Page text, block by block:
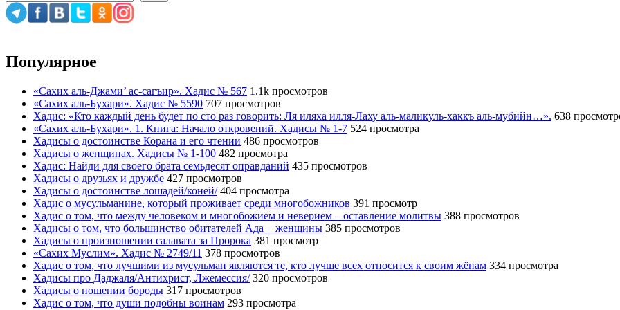
Популярное
«Сахих аль-Джами’ ас-сагъир». Хадис № 567 1.1k просмотров
«Сахих аль-Бухари». Хадис № 5590 707 просмотров
Хадис: «Кто каждый день будет по сто раз говорить: Ля иляха илля-Лаху аль-маликуль-хаккъ аль-мубийн…». 638
«Сахих аль-Бухари». 1. Книга: Начало откровений. Хадисы № 1-7 524 просмотра
Хадисы о достоинстве Корана и его чтении 486 просмотров
Хадисы о женщинах. Хадисы № 1-100 482 просмотра
Хадис: Найди для своего брата семьдесят оправданий 435 просмотров
Хадисы о друзьях и дружбе 427 просмотров
Хадисы о достоинстве лошадей/коней/ 404 просмотра
Хадис о мусульманине, который проживает среди многобожников 391 просмотр
Хадис о том, что между человеком и многобожием и неверием – оставление молитвы 388 просмотров
Хадисы о том, что большинство обитателей Ада − женщины 385 просмотров
Хадисы о произношении салавата за Пророка 381 просмотр
«Сахих Муслим». Хадис № 2749/11 378 просмотров
Хадис о том, что лучшими из мусульман являются те, кто лучше всех относится к своим жёнам 334 просмотра
Хадисы про Даджаля/Антихрист, Лжемессия/ 320 просмотров
Хадисы о ношении бороды 317 просмотров
Хадис о том, что души подобны воинам 293 просмотра